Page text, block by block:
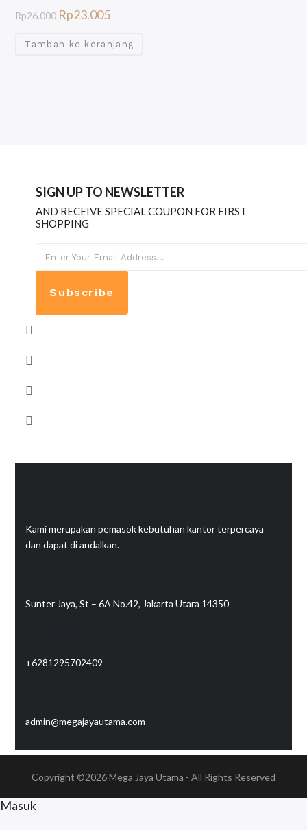
Rp26.000 Rp23.005
Tambah ke keranjang
SIGN UP TO NEWSLETTER
AND RECEIVE SPECIAL COUPON FOR FIRST
SHOPPING
Subscribe
Kami merupakan pemasok kebutuhan kantor terpercaya
dan dapat di andalkan.
Sunter Jaya, St – 6A No.42, Jakarta Utara 14350
+6281295702409
admin@megajayautama.com
Copyright ©2026Mega Jaya Utama - All Rights Reserved
Masuk